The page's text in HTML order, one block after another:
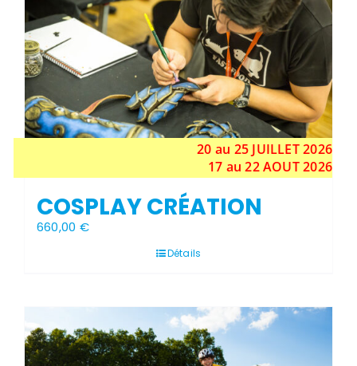
20 au 25 JUILLET2026
17 au 22 AOUT 2026
COSPLAY CRÉATION
660,00 €
Détails